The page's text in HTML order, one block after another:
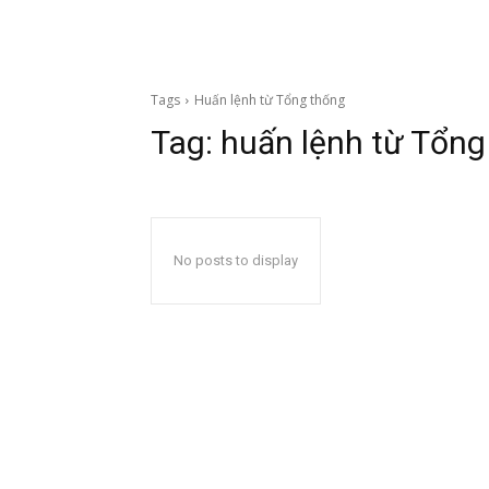
Tags Huấn lệnh từ Tổng thống
Tag: huấn lệnh từ
No posts to display